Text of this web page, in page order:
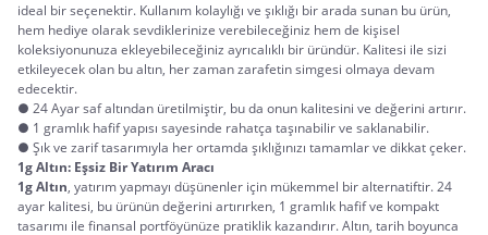
ideal bir seçenektir. Kullanım kolaylığı ve şıklığı bir arada sunan bu ürün,
hem hediye olarak sevdiklerinize verebileceğiniz hem de kişisel
koleksiyonunuza ekleyebileceğiniz ayrıcalıklı bir üründür. Kalitesi ile sizi
etkileyecek olan bu altın, her zaman zarafetin simgesi olmaya devam
edecektir.
● 24 Ayar saf altından üretilmiştir, bu da onun kalitesini ve değerini artırır.
● 1 gramlık hafif yapısı sayesinde rahatça taşınabilir ve saklanabilir.
● Şık ve zarif tasarımıyla her ortamda şıklığınızı tamamlar ve dikkat çeker.
1g Altın: Eşsiz Bir Yatırım Aracı
1g Altın, yatırım yapmayı düşünenler için mükemmel bir alternatiftir. 24
ayar kalitesi, bu ürünün değerini artırırken, 1 gramlık hafif ve kompakt
tasarımı ile finansal portföyünüze pratiklik kazandırır. Altın, tarih boyunca